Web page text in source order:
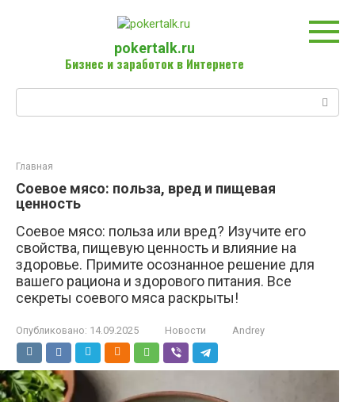
pokertalk.ru
Бизнес и заработок в Интернете
Главная
Соевое мясо: польза, вред и пищевая
ценность
Соевое мясо: польза или вред? Изучите его
свойства, пищевую ценность и влияние на
здоровье. Примите осознанное решение для
вашего рациона и здорового питания. Все
секреты соевого мяса раскрыты!
Опубликовано: 14.09.2025 Новости Andrey